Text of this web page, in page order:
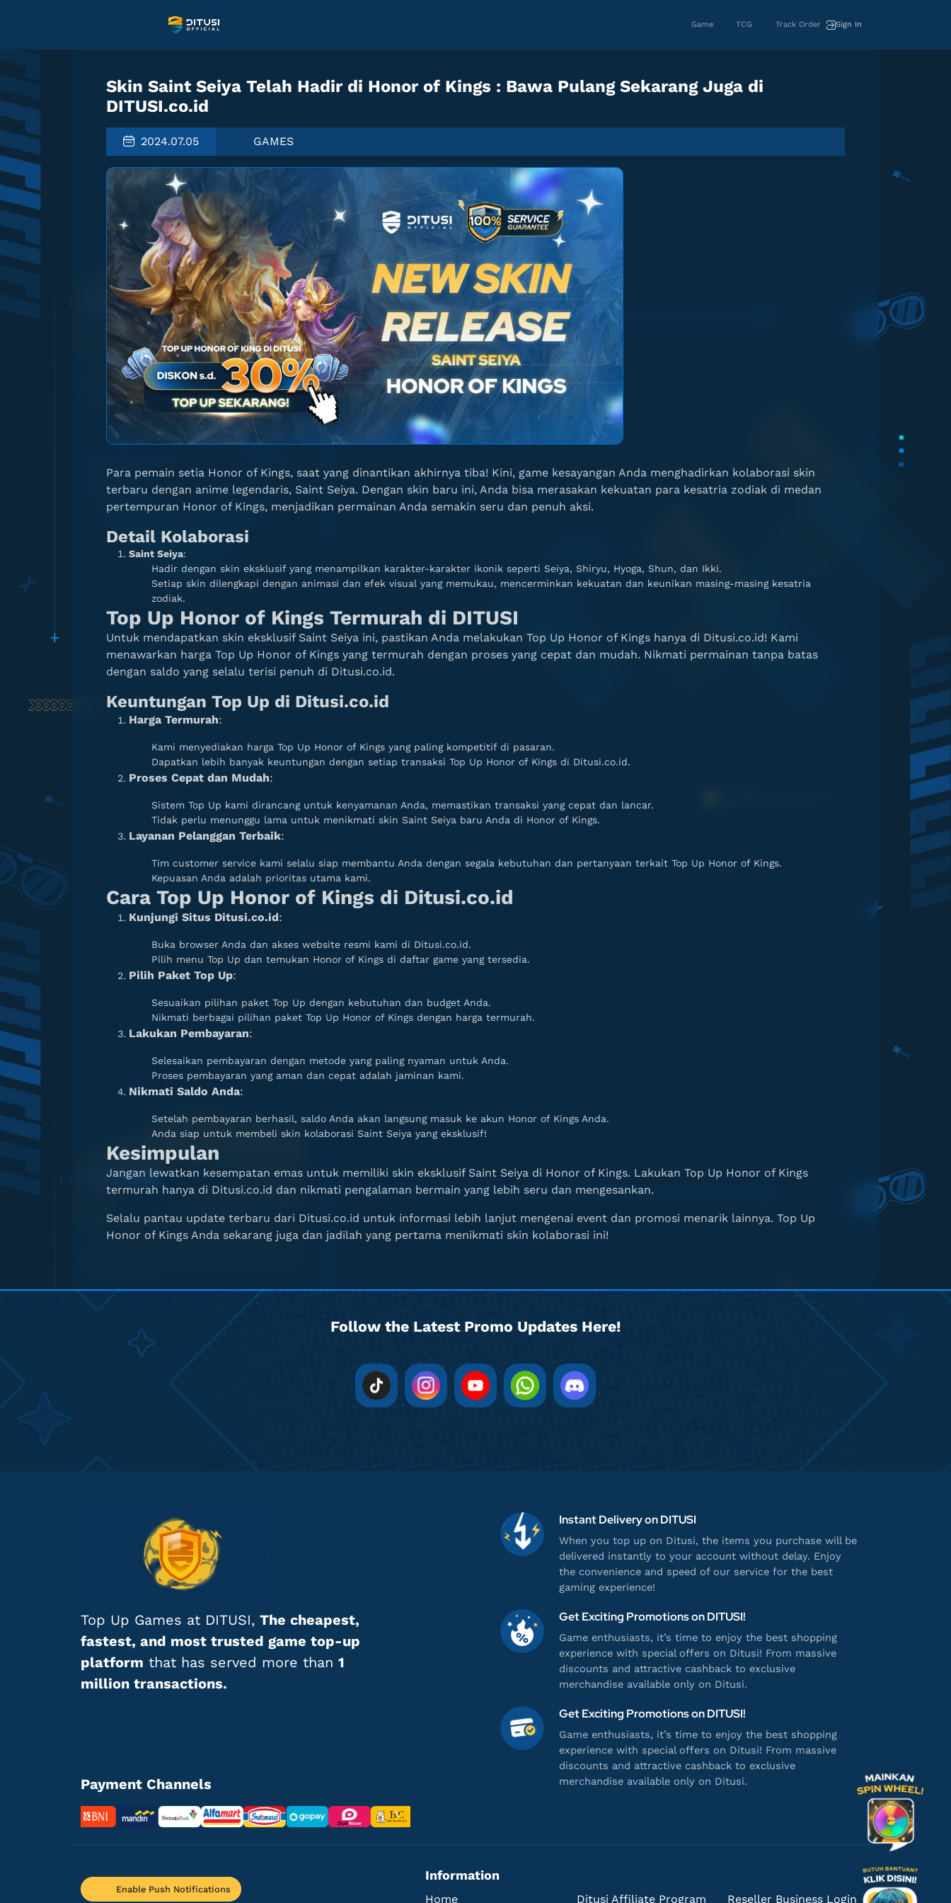
Game TCG Track Order Sign In
Skin Saint Seiya Telah Hadir di Honor of Kings : Bawa Pulang Sekarang Juga di
DITUSI.co.id
2024.07.05 GAMES
Para pemain setia Honor of Kings, saat yang dinantikan akhirnya tiba! Kini, game kesayangan Anda menghadirkan kolaborasi skin
terbaru dengan anime legendaris, Saint Seiya. Dengan skin baru ini, Anda bisa merasakan kekuatan para kesatria zodiak di medan
pertempuran Honor of Kings, menjadikan permainan Anda semakin seru dan penuh aksi.
Detail Kolaborasi
Saint Seiya:
Hadir dengan skin eksklusif yang menampilkan karakter-karakter ikonik seperti Seiya, Shiryu, Hyoga, Shun, dan Ikki.
Setiap skin dilengkapi dengan animasi dan efek visual yang memukau, mencerminkan kekuatan dan keunikan masing-masing kesatria
zodiak.
Top Up Honor of Kings Termurah di DITUSI
Untuk mendapatkan skin eksklusif Saint Seiya ini, pastikan Anda melakukan Top Up Honor of Kings hanya di Ditusi.co.id! Kami
menawarkan harga Top Up Honor of Kings yang termurah dengan proses yang cepat dan mudah. Nikmati permainan tanpa batas
dengan saldo yang selalu terisi penuh di Ditusi.co.id.
Keuntungan Top Up di Ditusi.co.id
Harga Termurah:
Kami menyediakan harga Top Up Honor of Kings yang paling kompetitif di pasaran.
Dapatkan lebih banyak keuntungan dengan setiap transaksi Top Up Honor of Kings di Ditusi.co.id.
Proses Cepat dan Mudah:
Sistem Top Up kami dirancang untuk kenyamanan Anda, memastikan transaksi yang cepat dan lancar.
Tidak perlu menunggu lama untuk menikmati skin Saint Seiya baru Anda di Honor of Kings.
Layanan Pelanggan Terbaik:
Tim customer service kami selalu siap membantu Anda dengan segala kebutuhan dan pertanyaan terkait Top Up Honor of Kings.
Kepuasan Anda adalah prioritas utama kami.
Cara Top Up Honor of Kings di Ditusi.co.id
Kunjungi Situs Ditusi.co.id:
Buka browser Anda dan akses website resmi kami di Ditusi.co.id.
Pilih menu Top Up dan temukan Honor of Kings di daftar game yang tersedia.
Pilih Paket Top Up:
Sesuaikan pilihan paket Top Up dengan kebutuhan dan budget Anda.
Nikmati berbagai pilihan paket Top Up Honor of Kings dengan harga termurah.
Lakukan Pembayaran:
Selesaikan pembayaran dengan metode yang paling nyaman untuk Anda.
Proses pembayaran yang aman dan cepat adalah jaminan kami.
Nikmati Saldo Anda:
Setelah pembayaran berhasil, saldo Anda akan langsung masuk ke akun Honor of Kings Anda.
Anda siap untuk membeli skin kolaborasi Saint Seiya yang eksklusif!
Kesimpulan
Jangan lewatkan kesempatan emas untuk memiliki skin eksklusif Saint Seiya di Honor of Kings. Lakukan Top Up Honor of Kings
termurah hanya di Ditusi.co.id dan nikmati pengalaman bermain yang lebih seru dan mengesankan.
Selalu pantau update terbaru dari Ditusi.co.id untuk informasi lebih lanjut mengenai event dan promosi menarik lainnya. Top Up
Honor of Kings Anda sekarang juga dan jadilah yang pertama menikmati skin kolaborasi ini!
Follow the Latest Promo Updates Here!
Top Up Games at DITUSI, The cheapest,
fastest, and most trusted game top-up
platform that has served more than 1
million transactions.
Payment Channels
Instant Delivery on DITUSI
When you top up on Ditusi, the items you purchase will be
delivered instantly to your account without delay. Enjoy
the convenience and speed of our service for the best
gaming experience!
Get Exciting Promotions on DITUSI!
Game enthusiasts, it’s time to enjoy the best shopping
experience with special offers on Ditusi! From massive
discounts and attractive cashback to exclusive
merchandise available only on Ditusi.
Get Exciting Promotions on DITUSI!
Game enthusiasts, it’s time to enjoy the best shopping
experience with special offers on Ditusi! From massive
discounts and attractive cashback to exclusive
merchandise available only on Ditusi.
Enable Push Notifications
Information
Home Ditusi Affiliate Program Reseller Business Login